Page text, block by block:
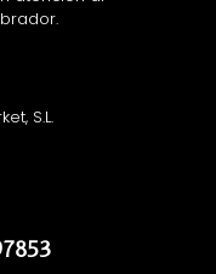
S.L.